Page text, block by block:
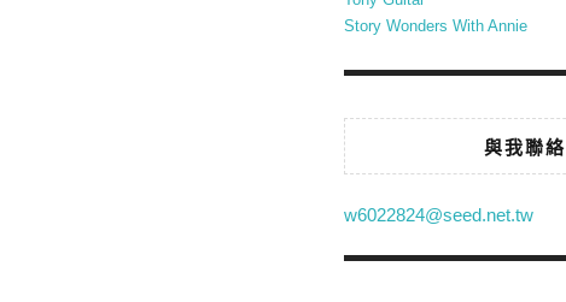
Story Wonders With Annie
與我聯絡
w6022824@seed.net.tw